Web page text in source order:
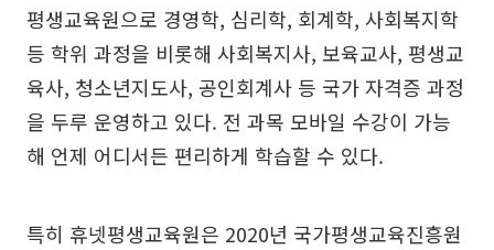
평생교육원으로 경영학, 심리학, 회계학, 사회복지학
등 학위 과정을 비롯해 사회복지사, 보육교사, 평생교
육사, 청소년지도사, 공인회계사 등 국가 자격증 과정
을 두루 운영하고 있다. 전 과목 모바일 수강이 가능
해 언제 어디서든 편리하게 학습할 수 있다.
특히 휴넷평생교육원은 2020년 국가평생교육진흥원